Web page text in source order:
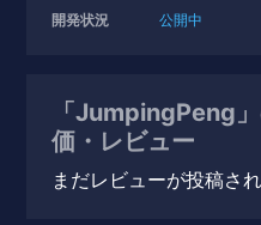
開発状況
公開中
「JumpingPeng
価・レビュー
まだレビューが投稿さ